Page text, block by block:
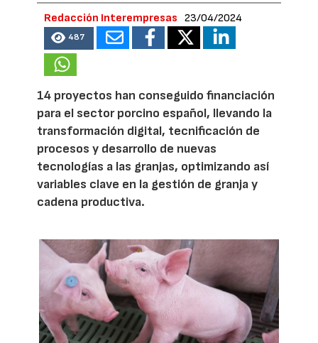
Redacción Interempresas 23/04/2024
487
14 proyectos han conseguido financiación
para el sector porcino español, llevando la
transformación digital, tecnificación de
procesos y desarrollo de nuevas
tecnologías a las granjas, optimizando así
variables clave en la gestión de granja y
cadena productiva.